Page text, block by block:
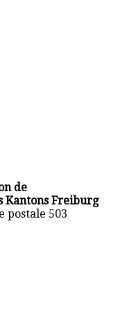
de
Kantons Freiburg
postale 503